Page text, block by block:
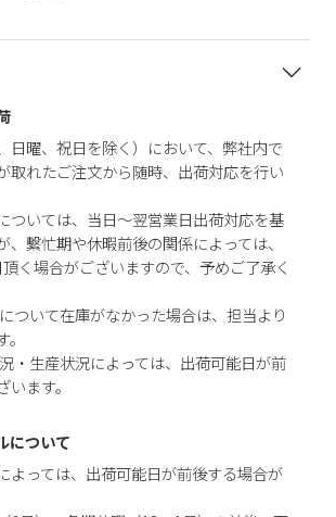
日曜、祝日を除く）において、弊社内で
取れたご注文から随時、出荷対応を行い
ついては、当日～翌営業日出荷対応を基
、繫忙期や休暇前後の関係によっては、
く場合がございますので、予めご了承く
ついて在庫がなかった場合は、担当より
・生産状況によっては、出荷可能日が前
ます。
について
よっては、出荷可能日が前後する場合が